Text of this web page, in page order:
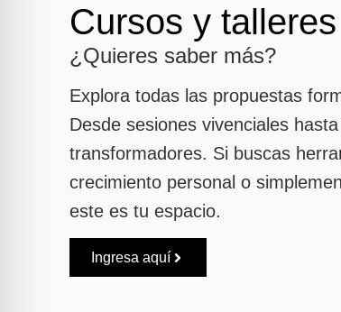
Cursos y talleres
¿Quieres saber más?
Explora todas las propuestas
Desde sesiones vivenciales
transformadores. Si buscas
crecimiento personal o
este es tu espacio.
Ingresa aquí